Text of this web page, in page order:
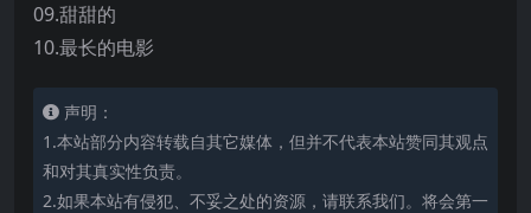
09.甜甜的
10.最长的电影
声明：
1.本站部分内容转载自其它媒体，但并不代表本站赞同其观点
和对其真实性负责。
2.如果本站有侵犯、不妥之处的资源，请联系我们。将会第一